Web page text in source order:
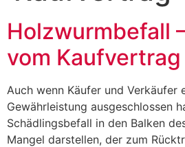
Holzwurmbefall
vom Kaufvertrag
Auch wenn Käufer und Verkäufer
Gewährleistung ausgeschlossen
Schädlingsbefall in den Balken
Mangel darstellen, der zum